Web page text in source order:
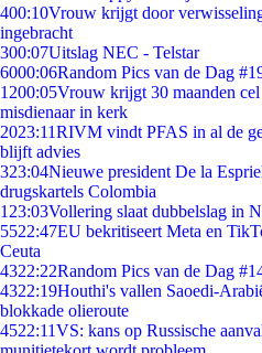
400:10Vrouw krijgt door
ingebracht
300:07Uitslag NEC - Telstar
6000:06Random Pics van de Dag
1200:05Vrouw krijgt 30 maanden
misdienaar in kerk
2023:11RIVM vindt PFAS in al de
blijft advies
323:04Nieuwe president De la
drugskartels Colombia
1 23:03Vollering slaat dubbelslag in
5522:47EU bekritiseert Meta en
Ceuta
4322:22Random Pics van de Dag
4322:19Houthi's vallen Saoedi-
blokkade olieroute
4522:11VS: kans op Russische